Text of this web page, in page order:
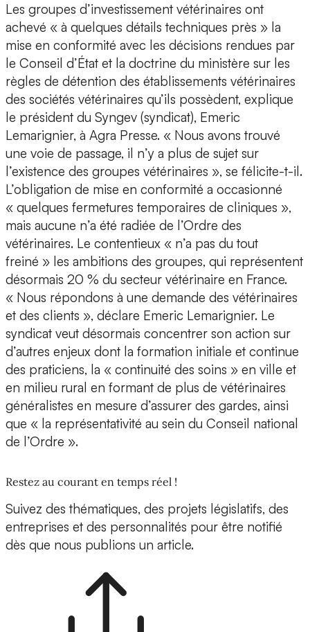
Les groupes d’investissement vétérinaires ont
achevé « à quelques détails techniques près » la
mise en conformité avec les décisions rendues par
le Conseil d’État et la doctrine du ministère sur les
règles de détention des établissements vétérinaires
des sociétés vétérinaires qu’ils possèdent, explique
le président du Syngev (syndicat), Emeric
Lemarignier, à Agra Presse. « Nous avons trouvé
une voie de passage, il n’y a plus de sujet sur
l’existence des groupes vétérinaires », se félicite-t-il.
L’obligation de mise en conformité a occasionné
« quelques fermetures temporaires de cliniques »,
mais aucune n’a été radiée de l’Ordre des
vétérinaires. Le contentieux « n’a pas du tout
freiné » les ambitions des groupes, qui représentent
désormais 20 % du secteur vétérinaire en France.
« Nous répondons à une demande des vétérinaires
et des clients », déclare Emeric Lemarignier. Le
syndicat veut désormais concentrer son action sur
d’autres enjeux dont la formation initiale et continue
des praticiens, la « continuité des soins » en ville et
en milieu rural en formant de plus de vétérinaires
généralistes en mesure d’assurer des gardes, ainsi
que « la représentativité au sein du Conseil national
de l’Ordre ».
Restez au courant en temps réel !
Suivez des thématiques, des projets législatifs, des
entreprises et des personnalités pour être notifié
dès que nous publions un article.